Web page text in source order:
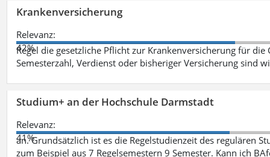
Krankenversicherung
Relevanz:
42%
Regel die gesetzliche Pflicht zur Krankenversicherung für
Semesterzahl, Verdienst oder bisheriger Versicherung sind
Studium+ an der Hochschule Darmstadt
Relevanz:
41%
an. Grundsätzlich ist es die Regelstudienzeit des regulären
zum Beispiel aus 7 Regelsemestern 9 Semester. Kann ich